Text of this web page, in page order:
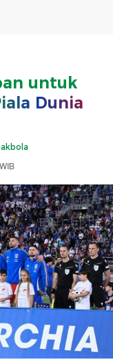
untuk
Dunia